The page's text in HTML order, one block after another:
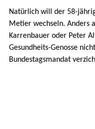
Natürlich will der 58-
Metier wechseln. Anders
Karrenbauer oder Peter
Gesundheits-Genosse
Bundestagsmandat